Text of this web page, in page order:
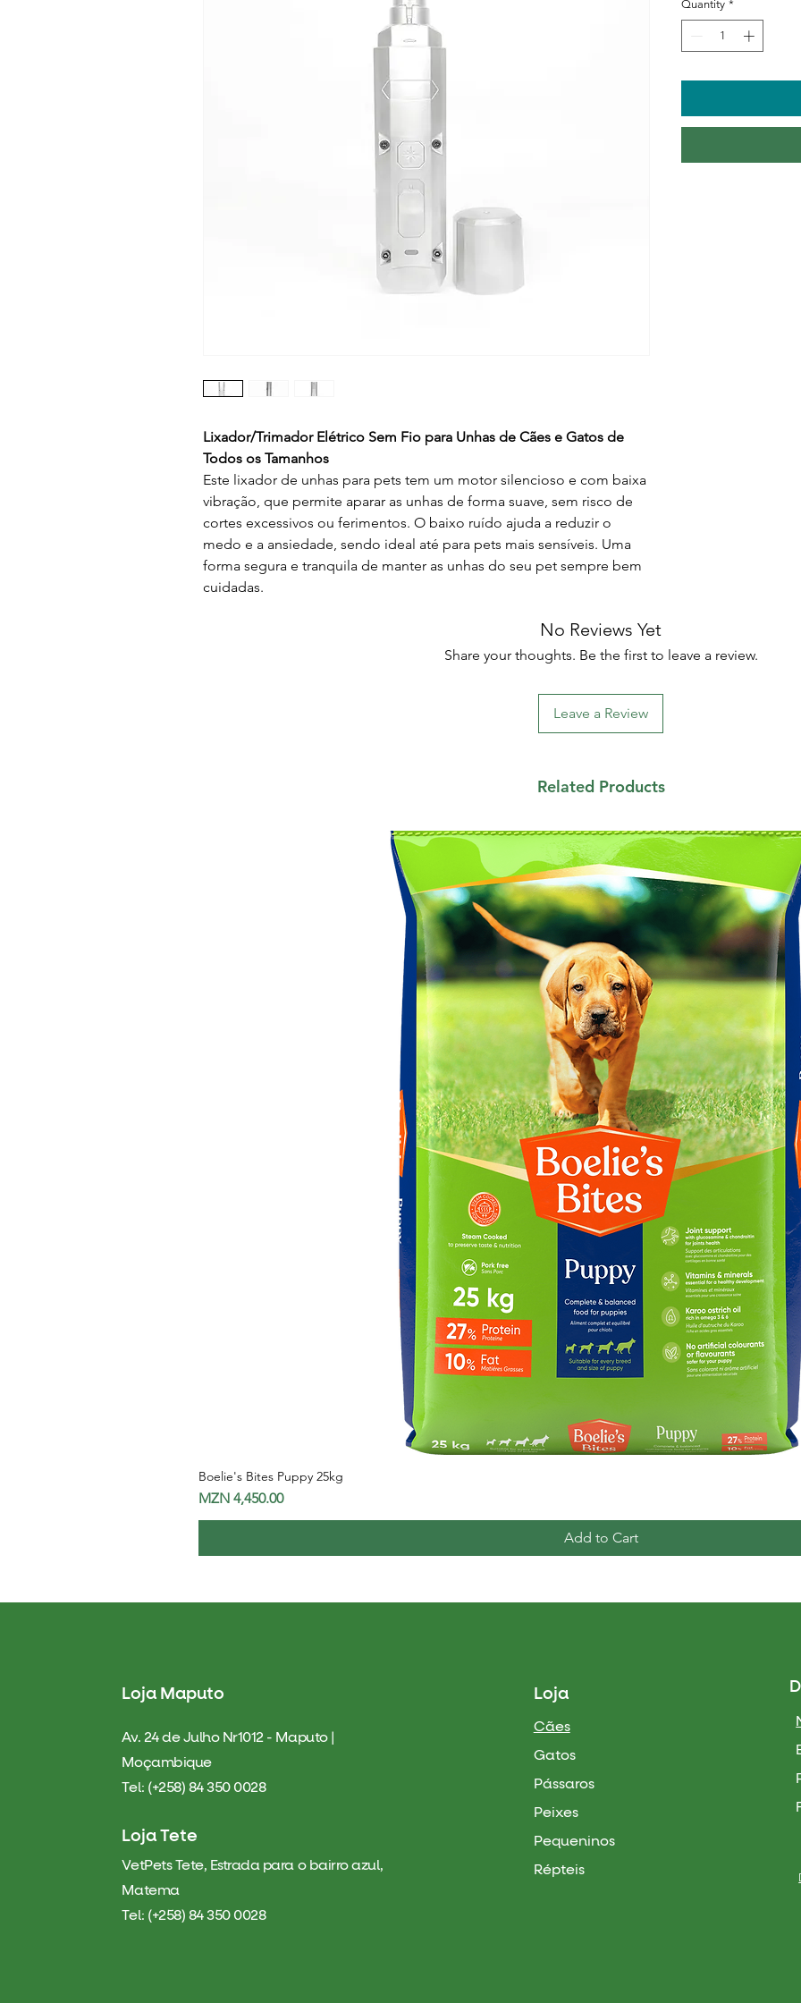
Lixador/Trimador Elétrico Sem Fio para Unhas de Cães e Gatos de
Todos os Tamanhos
Este lixador de unhas para pets tem um motor silencioso e com baixa
vibração, que permite aparar as unhas de forma suave, sem risco de
cortes excessivos ou ferimentos. O baixo ruído ajuda a reduzir o
medo e a ansiedade, sendo ideal até para pets mais sensíveis. Uma
forma segura e tranquila de manter as unhas do seu pet sempre bem
cuidadas.
Quantity *
No Reviews Yet
Share your thoughts. Be the first to leave a review.
Leave a Review
Related Products
Boelie's Bites Puppy 25kg
Price
MZN 4,450.00
Add to Cart
Loja Maputo
Av. 24 de Julho Nr1012 - Maputo |
Moçambique
Tel: (+258) 84 350 0028
Loja Tete
VetPets Tete, Estrada para o bairro azul,
Matema
Tel: (+258) 84 350 0028
Loja
Cães
Gatos
Pássaros
Peixes
Pequeninos
Répteis